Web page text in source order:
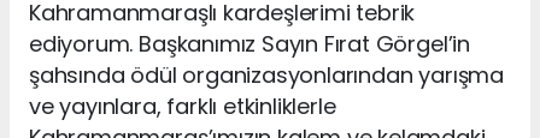
Kahramanmaraşlı kardeşlerimi tebrik
ediyorum. Başkanımız Sayın Fırat Görgel’in
şahsında ödül organizasyonlarından yarışma
ve yayınlara, farklı etkinliklerle